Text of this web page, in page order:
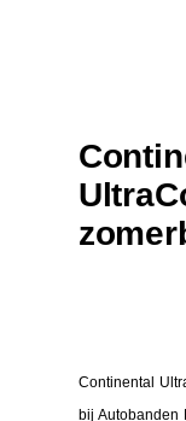
Continental
bij Autobanden